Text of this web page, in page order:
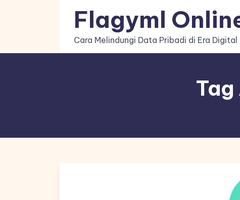
Flagyml
Cara Melindungi Data Pribadi di Era Digital